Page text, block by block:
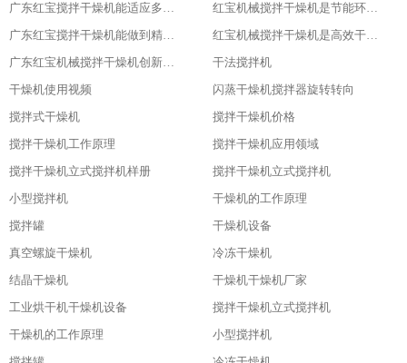
广东红宝搅拌干燥机能适应多种物料
红宝机械搅拌干燥机是节能环保新选择
广东红宝搅拌干燥机能做到精准控制，卓越品质
红宝机械搅拌干燥机是高效干燥的利器
广东红宝机械搅拌干燥机创新引领未来
干法搅拌机
干燥机使用视频
闪蒸干燥机搅拌器旋转转向
搅拌式干燥机
搅拌干燥机价格
搅拌干燥机工作原理
搅拌干燥机应用领域
搅拌干燥机立式搅拌机样册
搅拌干燥机立式搅拌机
小型搅拌机
干燥机的工作原理
搅拌罐
干燥机设备
真空螺旋干燥机
冷冻干燥机
结晶干燥机
干燥机干燥机厂家
工业烘干机干燥机设备
搅拌干燥机立式搅拌机
干燥机的工作原理
小型搅拌机